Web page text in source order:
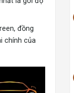
đồng
chính của